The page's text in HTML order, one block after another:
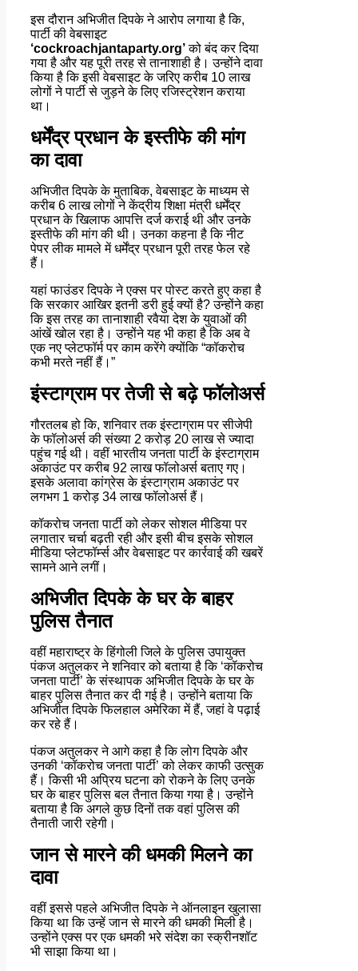
इस दौरान अभिजीत दिपके ने आरोप लगाया है कि,
पार्टी की वेबसाइट
‘cockroachjantaparty.org’को बंद कर दिया
गया है और यह पूरी तरह से तानाशाही है। उन्होंने दावा
किया है कि इसी वेबसाइट के जरिए करीब 10 लाख
लोगों ने पार्टी से जुड़ने के लिए रजिस्ट्रेशन कराया
था।
धर्मेंद्र प्रधान के इस्तीफे की मांग
का दावा
अभिजीत दिपके के मुताबिक, वेबसाइट के माध्यम से
करीब 6 लाख लोगों ने केंद्रीय शिक्षा मंत्री धर्मेंद्र
प्रधान के खिलाफ आपत्ति दर्ज कराई थी और उनके
इस्तीफे की मांग की थी। उनका कहना है कि नीट
पेपर लीक मामले में धर्मेंद्र प्रधान पूरी तरह फेल रहे
हैं।
यहां फाउंडर दिपके ने एक्स पर पोस्ट करते हुए कहा है
कि सरकार आखिर इतनी डरी हुई क्यों है? उन्होंने कहा
कि इस तरह का तानाशाही रवैया देश के युवाओं की
आंखें खोल रहा है। उन्होंने यह भी कहा है कि अब वे
एक नए प्लेटफॉर्म पर काम करेंगे क्योंकि “कॉकरोच
कभी मरते नहीं हैं।”
इंस्टाग्राम पर तेजी से बढ़े फॉलोअर्स
गौरतलब हो कि, शनिवार तक इंस्टाग्राम पर सीजेपी
के फॉलोअर्स की संख्या 2 करोड़ 20 लाख से ज्यादा
पहुंच गई थी। वहीं भारतीय जनता पार्टी के इंस्टाग्राम
अकाउंट पर करीब 92 लाख फॉलोअर्स बताए गए।
इसके अलावा कांग्रेस के इंस्टाग्राम अकाउंट पर
लगभग 1 करोड़ 34 लाख फॉलोअर्स हैं।
कॉकरोच जनता पार्टी को लेकर सोशल मीडिया पर
लगातार चर्चा बढ़ती रही और इसी बीच इसके सोशल
मीडिया प्लेटफॉर्म्स और वेबसाइट पर कार्रवाई की खबरें
सामने आने लगीं।
अभिजीत दिपके के घर के बाहर
पुलिस तैनात
वहीं महाराष्ट्र के हिंगोली जिले के पुलिस उपायुक्त
पंकज अतुलकर ने शनिवार को बताया है कि ‘कॉकरोच
जनता पार्टी’ के संस्थापक अभिजीत दिपके के घर के
बाहर पुलिस तैनात कर दी गई है। उन्होंने बताया कि
अभिजीत दिपके फिलहाल अमेरिका में हैं, जहां वे पढ़ाई
कर रहे हैं।
पंकज अतुलकर ने आगे कहा है कि लोग दिपके और
उनकी ‘कॉकरोच जनता पार्टी’ को लेकर काफी उत्सुक
हैं। किसी भी अप्रिय घटना को रोकने के लिए उनके
घर के बाहर पुलिस बल तैनात किया गया है। उन्होंने
बताया है कि अगले कुछ दिनों तक वहां पुलिस की
तैनाती जारी रहेगी।
जान से मारने की धमकी मिलने का
दावा
वहीं इससे पहले अभिजीत दिपके ने ऑनलाइन खुलासा
किया था कि उन्हें जान से मारने की धमकी मिली है।
उन्होंने एक्स पर एक धमकी भरे संदेश का स्क्रीनशॉट
भी साझा किया था।